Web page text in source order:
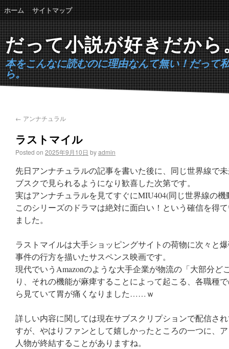
ホーム サイトマップ
だって小説が好きだから
本をこんなに読むのに理由なんて無い！だって
ら。
← アンナチュラル
ラストマイル
Posted on 2025年9月10日 byadmin
先日アンナチュラルの記事を書いた後に、同じ世界線で
ブスクで見られるようになり歓喜した次第です。
実はアンナチュラルを見てすぐにMIU404(同じ世界線の
このシリーズのドラマは絶対に面白い！という確信を得
ました。
ラストマイルは大手ショッピングサイトの荷物に次々と
事件の行方を描いたサスペンス映画です。
現代でいうAmazonのような大手企業が物流の「大部分ど
り、それの機能が麻痺することによって起こる、各職種
ら見ていて胃が痛くなりました……ｗ
詳しい内容に関しては現在サブスクリプションで配信さ
すが、やはりファンとして嬉しかったところの一つに、
人物が終結することがありますね。